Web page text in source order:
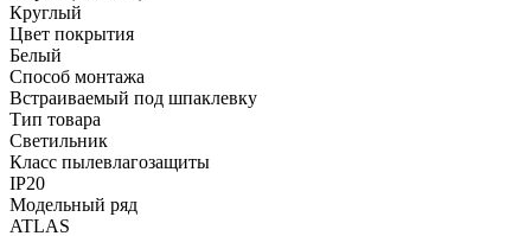
Круглый
Цвет покрытия
Белый
Способ монтажа
Встраиваемый под шпаклевку
Тип товара
Светильник
Класс пылевлагозащиты
IP20
Модельный ряд
ATLAS